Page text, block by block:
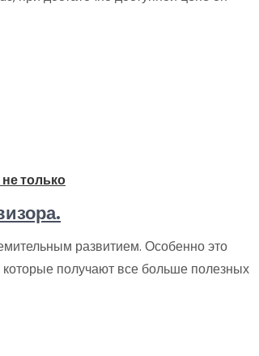
только
развитием. Особенно это
получают все больше полезных